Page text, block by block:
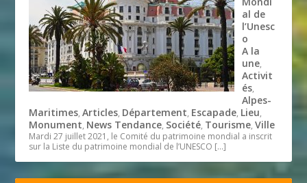
al de
l’Unesc
o
A la
une,
Activit
és,
Alpes-
Maritimes,Articles, Département, Escapade, Lieu,
Monument, News Tendance, Société, Tourisme,Ville
Mardi 27 juillet 2021, le Comité du patrimoine mondial a inscrit
sur la Liste du patrimoine mondial de l’UNESCO […]